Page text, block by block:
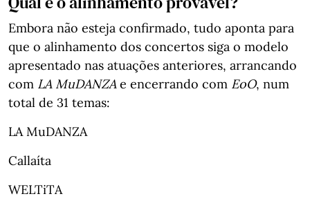
Embora não esteja confirmado, tudo aponta para
que o alinhamento dos concertos siga o modelo
apresentado nas atuações anteriores, arrancando
com LA MuDANZAe encerrando com EoO, num
total de 31 temas:
LA MuDANZA
Callaíta
WELTiTA